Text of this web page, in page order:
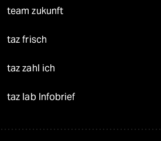
team zukunft
taz frisch
taz zahl ich
taz lab Infobrief